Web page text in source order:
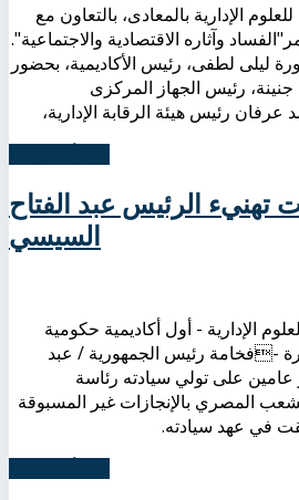
الإدارية بالمعادى، بالتعاون مع
وآثاره الاقتصادية والاجتماعية".
ليلى لطفى، رئيس الأكاديمية، بحضور
رئيس الجهاز المركزى
عرفان رئيس هيئة الرقابة الإدارية،
تهنيء الرئيس عبد الفتاح
السيسي
الإدارية - أول أكاديمية حكومية
-فخامة رئيس الجمهورية / عبد
على تولي سيادته رئاسة
المصري بالإنجازات غير المسبوقة
في عهد سيادته.